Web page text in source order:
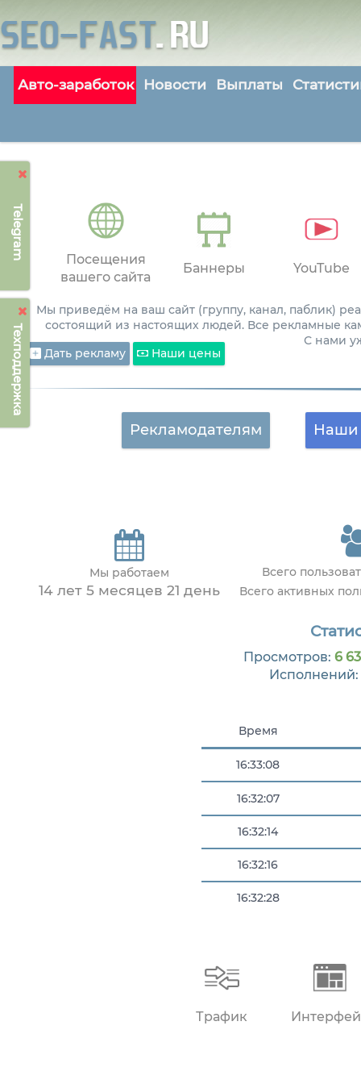
Telegram
Техподдержка
Авто-заработок Новости Выплаты
Посещения
вашего сайта
Баннеры YouTube
Мы приведём на ваш сайт (группу, канал, паблик)
состоящий из настоящих людей. Все рекламные
С нами
Дать рекламу
Наши цены
Рекламодателям Наши
Мы работаем
14 лет 5 месяцев 21 день
Всего
Всего активных
Просмотров: 6
Исполнений:
Время
16:33:08
16:32:07
16:32:14
16:32:16
16:32:28
Трафик